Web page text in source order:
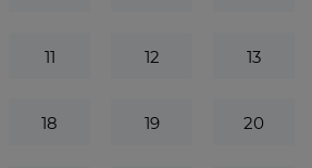
11 12 13
18 19 20